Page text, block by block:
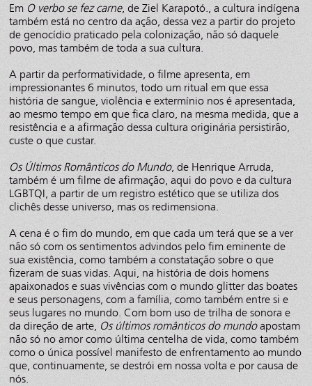
Em O verbo se fez carne, de Ziel Karapotó., a cultura indígena
também está no centro da ação, dessa vez a partir do projeto
de genocídio praticado pela colonização, não só daquele
povo, mas também de toda a sua cultura.
A partir da performatividade, o filme apresenta, em
impressionantes 6 minutos, todo um ritual em que essa
história de sangue, violência e extermínio nos é apresentada,
ao mesmo tempo em que fica claro, na mesma medida, que a
resistência e a afirmação dessa cultura originária persistirão,
custe o que custar.
Os Últimos Românticos do Mundo, de Henrique Arruda,
também é um filme de afirmação, aqui do povo e da cultura
LGBTQI, a partir de um registro estético que se utiliza dos
clichês desse universo, mas os redimensiona.
A cena é o fim do mundo, em que cada um terá que se a ver
não só com os sentimentos advindos pelo fim eminente de
sua existência, como também a constatação sobre o que
fizeram de suas vidas. Aqui, na história de dois homens
apaixonados e suas vivências com o mundo glitter das boates
e seus personagens, com a família, como também entre si e
seus lugares no mundo. Com bom uso de trilha de sonora e
da direção de arte, Os últimos românticos do mundoapostam
não só no amor como última centelha de vida, como também
como o única possível manifesto de enfrentamento ao mundo
que, continuamente, se destrói em nossa volta e por causa de
nós.